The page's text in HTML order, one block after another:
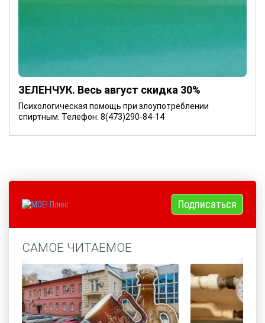
ЗЕЛЕНЧУК. Весь август скидка 30%
Психологическая помощь при злоупотреблении
спиртным. Телефон: 8(473)290-84-14
Подписаться
САМОЕ ЧИТАЕМОЕ